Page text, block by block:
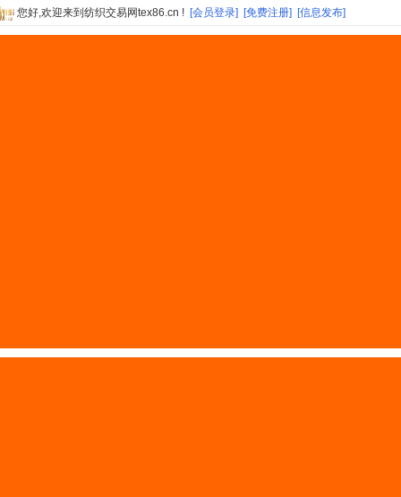
您好,欢迎来到纺织交易网tex86.cn ! [会员登录] [免费注册] [信息发布]